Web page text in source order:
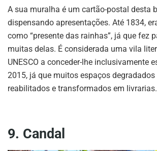
A sua muralha é um cartão-postal desta
dispensando apresentações. Até 1834,
como “presente das rainhas”, já que fez
muitas delas. É considerada uma vila
UNESCO a conceder-lhe inclusivamente
2015, já que muitos espaços
reabilitados e transformados em livrarias.
9. Candal